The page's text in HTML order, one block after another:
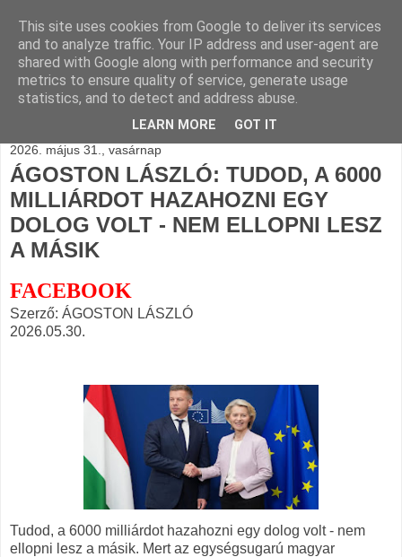
BLOGÁSZAT, napi
blogjava
2026. május 31., vasárnap
ÁGOSTON LÁSZLÓ: TUDOD, A 6000
MILLIÁRDOT HAZAHOZNI EGY
DOLOG VOLT - NEM ELLOPNI LESZ
A MÁSIK
FACEBOOK
Szerző: ÁGOSTON LÁSZLÓ
2026.05.30.
Tudod, a 6000 milliárdot hazahozni egy dolog volt - nem
ellopni lesz a másik. Mert az egységsugarú magyar
This site uses cookies from Google to deliver its services
and to analyze traffic. Your IP address and user-agent are
shared with Google along with performance and security
metrics to ensure quality of service, generate usage
statistics, and to detect and address abuse.
LEARN MORE GOT IT